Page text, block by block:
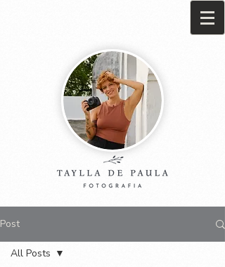
Post
All Posts